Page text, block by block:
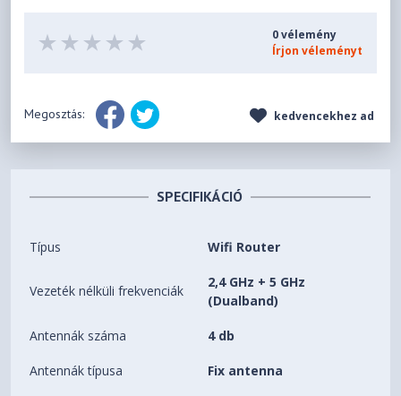
0 vélemény
Írjon véleményt
Megosztás: kedvencekhez ad
SPECIFIKÁCIÓ
Típus Wifi Router
Vezeték nélküli frekvenciák
2,4 GHz + 5 GHz
(Dualband)
Antennák száma 4 db
Antennák típusa Fix antenna